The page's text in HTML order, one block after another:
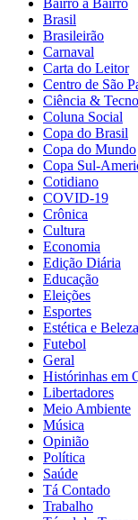
Bairro a Bairro
Brasil
Brasileirão
Carnaval
Carta do Leitor
Centro de São
Ciência &
Coluna Social
Copa do Brasil
Copa do Mundo
Copa Sul-
Cotidiano
COVID-19
Crônica
Cultura
Economia
Edição Diária
Educação
Eleições
Esportes
Estética e Beleza
Futebol
Geral
Histórinhas em
Libertadores
Meio Ambiente
Música
Opinião
Política
Saúde
Tá Contado
Trabalho